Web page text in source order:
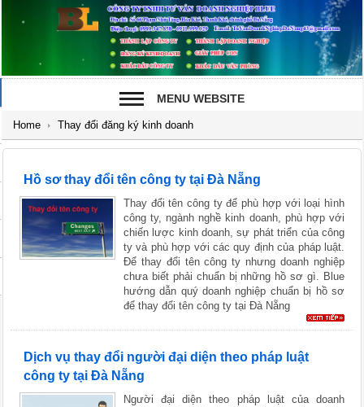
MENU WEBSITE
Home Thay đổi đăng ký kinh doanh
Hồ sơ thay đổi tên công ty tại Đà Nẵng
Thay đổi tên công ty để phù hợp với loại hình
công ty, ngành nghề kinh doanh, phù hợp với
chiến lược kinh doanh, sự phát triển của công
ty và phù hợp với các quy định của pháp luật.
Để thay đổi tên công ty nhưng doanh nghiệp
chưa biết phải chuẩn bị những hồ sơ gì. Blue
hướng dẫn quý doanh nghiệp chuẩn bị hồ sơ
để thay đổi tên công ty tại Đà Nẵng
Dịch vụ thay đổi người đại diện theo pháp luật
công ty tại Đà Nẵng
Người đại diện theo pháp luật của doanh